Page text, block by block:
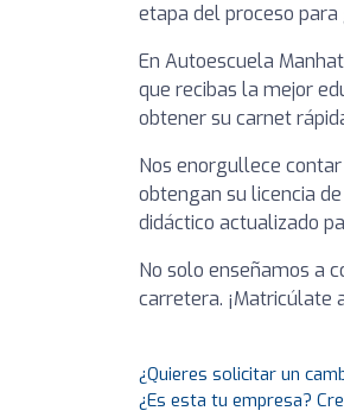
etapa del proceso
En Autoescuela
que recibas la mejor
obtener su carnet
Nos enorgullece
obtengan su licencia
didáctico actualizado
No solo enseñamos a
carretera. ¡Matricúlate
¿Quieres solicitar un
¿Es esta tu empresa?